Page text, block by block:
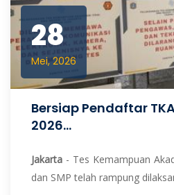
28
Mei, 2026
Bersiap Pendaftar
2026...
Jakarta - Tes Kemampuan
dan SMP telah rampung